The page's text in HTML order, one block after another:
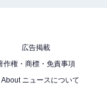
広告掲載
作権・商標・免責事項
About ニュースについて